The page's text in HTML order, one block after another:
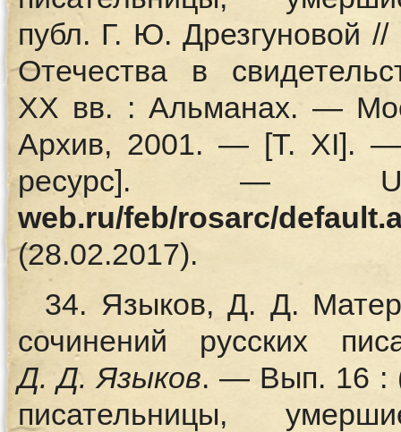
публ. Г. Ю. Дрезгуновой
Отечества в
XX вв. : Альманах. —
Архив, 2001. — [Т. XI].
ресурс].
web.ru/feb/rosarc/
(28.02.2017).
34. Языков, Д. Д.
сочинений русских
Д. Д. Языков. — Вып. 16 :
писательницы,